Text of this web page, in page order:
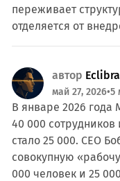
переживает
отделяется от
автор Eclibra
май 27, 2026•5
В январе 2026 года
40 000 сотрудников
стало 25 000. CEO
совокупную
000 человек и 25